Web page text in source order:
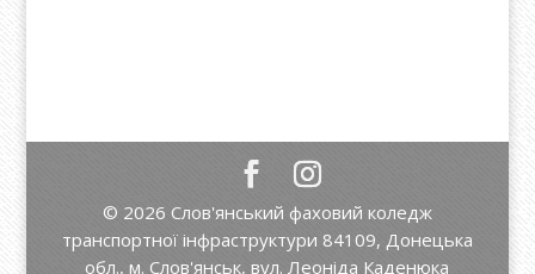
© 2026 Слов'янський фаховий коледж
транспортної інфраструктури 84109, Донецька
обл., м. Слов'янськ, вул. Леоніда Каденюка